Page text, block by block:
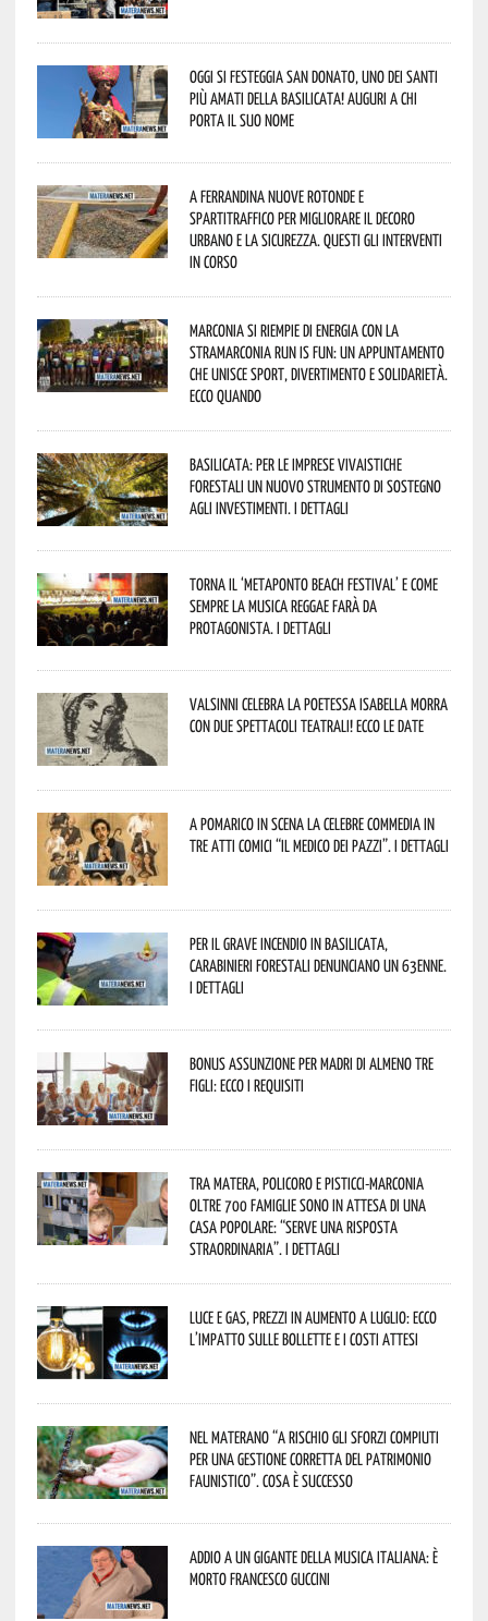
Oggi si festeggia San Donato, uno dei Santi
più amati della Basilicata! Auguri a chi
porta il suo nome
A Ferrandina nuove rotonde e
spartitraffico per migliorare il decoro
urbano e la sicurezza. Questi gli interventi
in corso
Marconia si riempie di energia con la
StraMarconia Run is Fun: un appuntamento
che unisce sport, divertimento e solidarietà.
Ecco quando
Basilicata: per le imprese vivaistiche
forestali un nuovo strumento di sostegno
agli investimenti. I dettagli
Torna il ‘Metaponto beach festival’ e come
sempre la musica reggae farà da
protagonista. I dettagli
Valsinni celebra la poetessa Isabella Morra
con due spettacoli teatrali! Ecco le date
A Pomarico in scena la celebre commedia in
tre atti comici “Il medico dei pazzi”. I dettagli
Per il grave incendio in Basilicata,
Carabinieri forestali denunciano un 63enne.
I dettagli
Bonus assunzione per madri di almeno tre
figli: ecco i requisiti
Tra Matera, Policoro e Pisticci-Marconia
oltre 700 famiglie sono in attesa di una
casa popolare: “serve una risposta
straordinaria”. I dettagli
Luce e gas, prezzi in aumento a luglio: ecco
l’impatto sulle bollette e i costi attesi
Nel materano “a rischio gli sforzi compiuti
per una gestione corretta del patrimonio
faunistico”. Cosa è successo
Addio a un gigante della musica italiana: è
morto Francesco Guccini